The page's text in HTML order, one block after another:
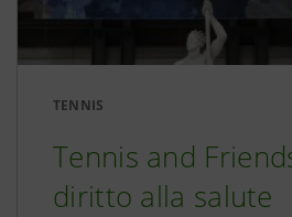
TENNIS
Tennis and
diritto alla salute